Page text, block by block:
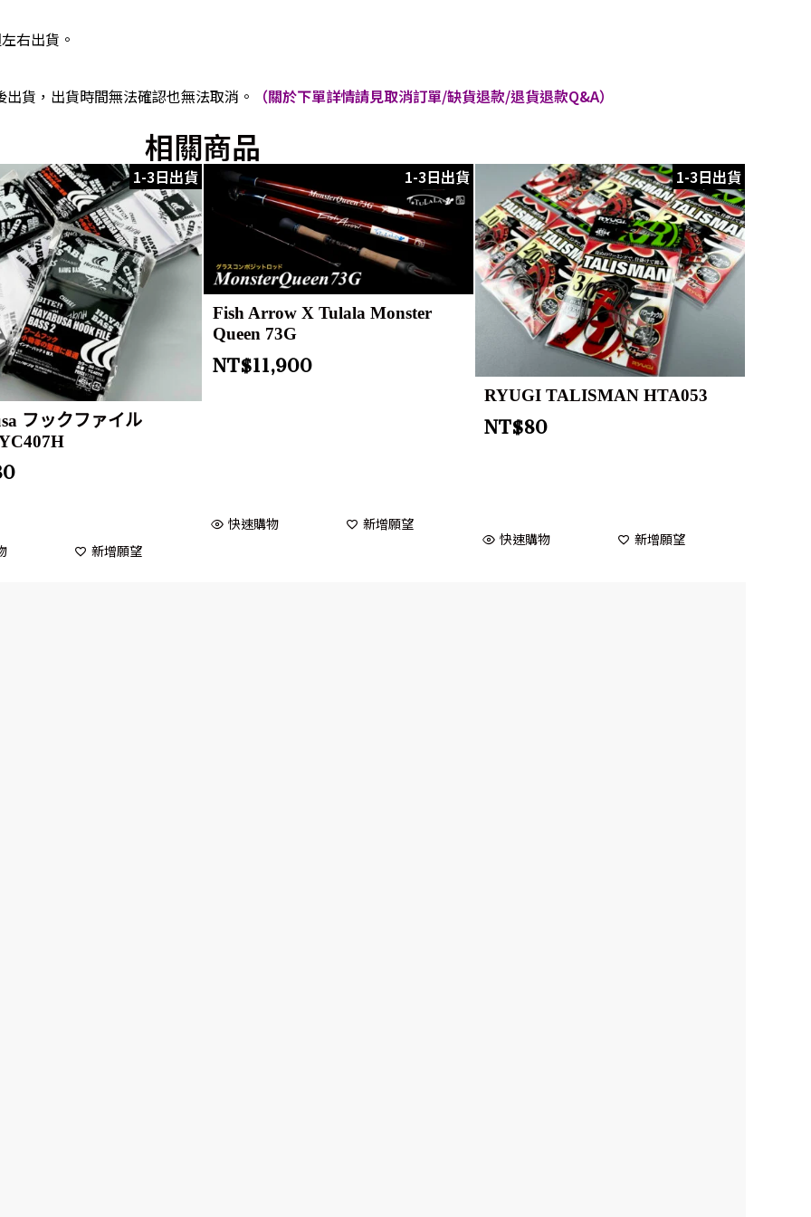
右出貨。
貨，出貨時間無法確認也無法取消。 （關於下單詳情請見取消訂單/缺貨退款/退貨退款Q&A）
相關商品
1-3日出貨
フックファイル
新增願望
1-3日出貨
Fish Arrow X Tulala Monster
Queen 73G
NT$11,900
快速購物 新增願望
1-3日出貨
RYUGI TALISMAN HTA053
NT$80
快速購物 新增願望